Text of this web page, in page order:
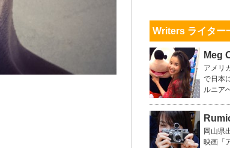
Writers ライター
Meg
アメリ
で日本
ルニア
岡山県
映画「